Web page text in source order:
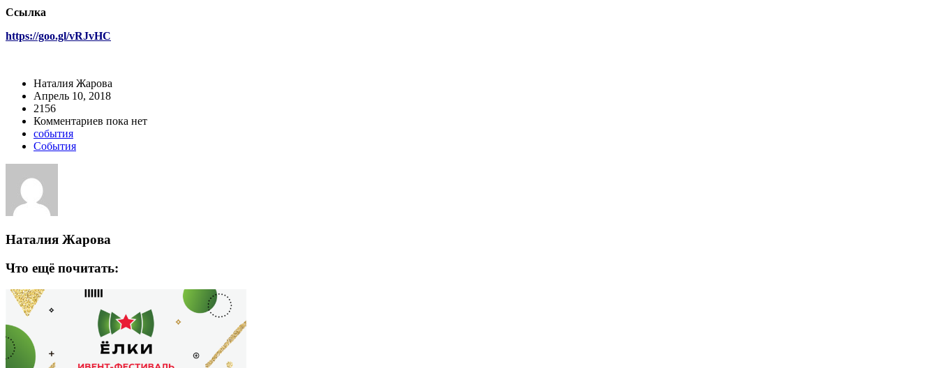
Ссылка
https://goo.gl/vRJvHC
Наталия Жарова
Апрель 10, 2018
2156
Комментариев пока нет
события
События
Наталия Жарова
Что ещё почитать: